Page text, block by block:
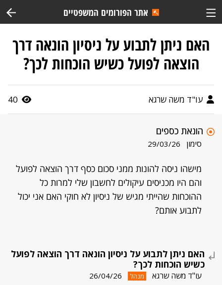
אתר הפורומים המשפטיים
האם ניתן לתבוע על ניסיון הונאה דרך
הוצאה לפועל כשיש הוכחות לכך?
עו"ד משה שרגא 40
הונאת כספים
סימון 29/03/26
מישהו ניסה להונות ממני סכום כסף דרך הוצאה לפועל
והם היו מכניסים עיקולים לחשבון שלי למרות כל
ההוכחות שהייתי מגיש של ניסיון לא חוקי האם אני יכול
לתבוע אותם?
האם ניתן לתבוע על ניסיון הונאה דרך הוצאה לפועל
כשיש הוכחות לכך?
עו"ד משה שרגא מנהל 26/04/26